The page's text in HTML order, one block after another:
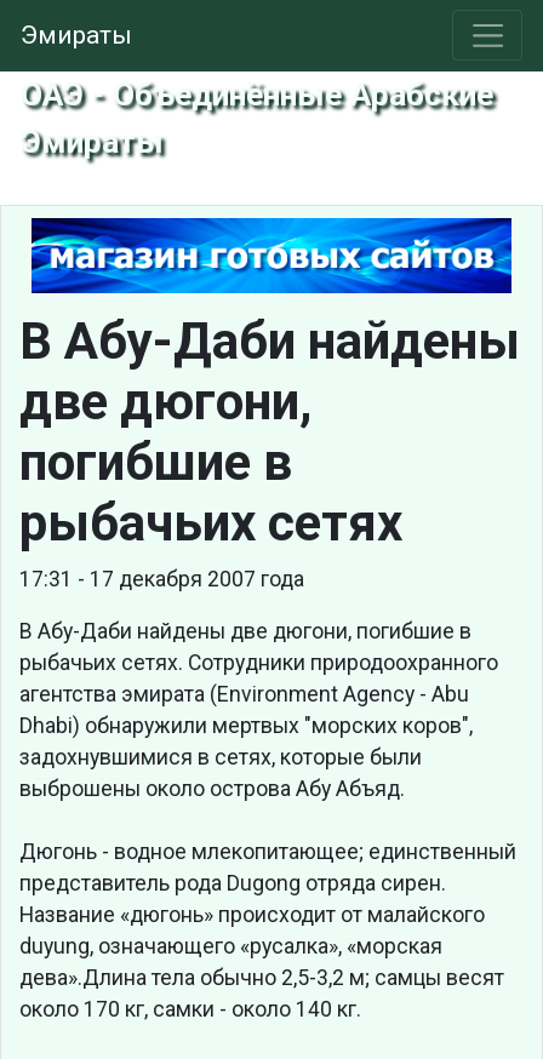
Эмираты
ОАЭ - Объединённые Арабские
Эмираты
В Абу-Даби найдены
две дюгони,
погибшие в
рыбачьих сетях
17:31 - 17 декабря 2007 года
В Абу-Даби найдены две дюгони, погибшие в
рыбачьих сетях. Сотрудники природоохранного
агентства эмирата (Environment Agency - Abu
Dhabi) обнаружили мертвых "морских коров",
задохнувшимися в сетях, которые были
выброшены около острова Абу Абъяд.
Дюгонь - водное млекопитающее; единственный
представитель рода Dugong отряда сирен.
Название «дюгонь» происходит от малайского
duyung, означающего «русалка», «морская
дева».Длина тела обычно 2,5-3,2 м; самцы весят
около 170 кг, самки - около 140 кг.